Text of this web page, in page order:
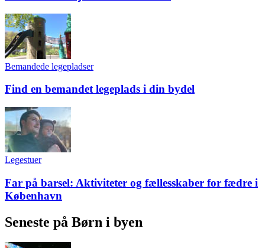
Bemandede legepladser
Find en bemandet legeplads i din bydel
Legestuer
Far på barsel: Aktiviteter og fællesskaber for fædre i
København
Seneste på Børn i byen